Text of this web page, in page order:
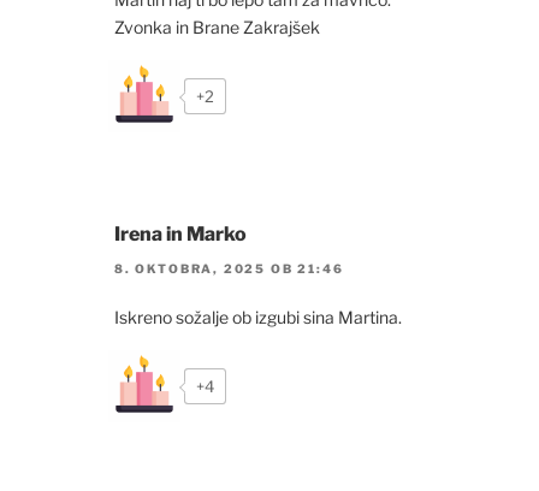
Zvonka in Brane Zakrajšek
+2
Irena in Marko
8. OKTOBRA, 2025 OB 21:46
Iskreno sožalje ob izgubi sina Martina.
+4